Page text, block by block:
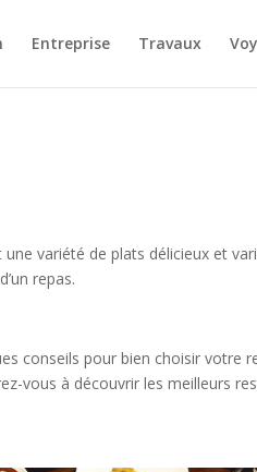
Entreprise Travaux
variété de plats délicieux et
repas.
conseils pour bien choisir votre
vous à découvrir les meilleurs